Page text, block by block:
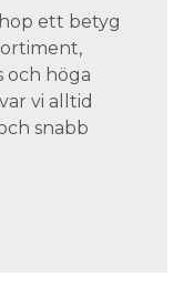
ett betyg
och höga
vi alltid
snabb